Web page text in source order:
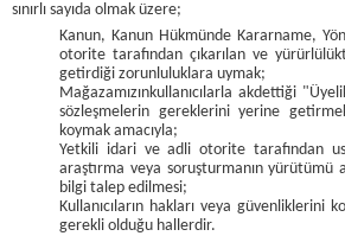
sınırlı sayıda olmak üzere;
Kanun, Kanun Hükmünde Kararname,
otorite tarafından çıkarılan ve
getirdiği zorunluluklara uymak;
Mağazamızınkullanıcılarla akdettiği
sözleşmelerin gereklerini yerine
koymak amacıyla;
Yetkili idari ve adli otorite tarafından
araştırma veya soruşturmanın yürütümü
bilgi talep edilmesi;
Kullanıcıların hakları veya güvenliklerini
gerekli olduğu hallerdir.